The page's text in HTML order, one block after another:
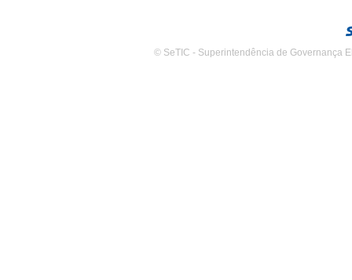
© SeTIC - Superintendência de Governança